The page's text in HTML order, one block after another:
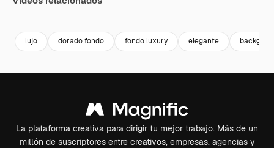
lujo dorado fondo fondo luxury elegante
La plataforma creativa para dirigir tu mejor trabajo. Más de un
millón de suscriptores entre creativos, empresas, agencias y